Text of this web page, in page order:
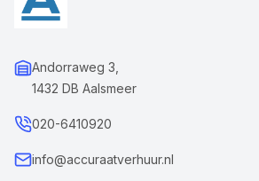
Andorraweg 3,
1432 DB Aalsmeer
020-6410920
info@accuraatverhuur.nl